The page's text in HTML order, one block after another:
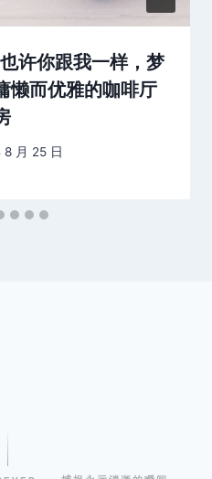
许你跟我一样，梦
懒而优雅的咖啡厅
8 月 25 日